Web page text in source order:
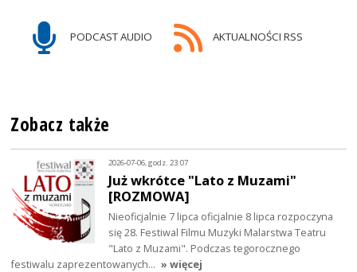
PODCAST AUDIO AKTUALNOŚCI RSS
Zobacz także
2026-07-06, godz. 23:07
Już wkrótce "Lato z Muzami"
[ROZMOWA]
Nieoficjalnie 7 lipca oficjalnie 8 lipca rozpoczyna
się 28. Festiwal Filmu Muzyki Malarstwa Teatru
"Lato z Muzami". Podczas tegorocznego
festiwalu zaprezentowanych… » więcej